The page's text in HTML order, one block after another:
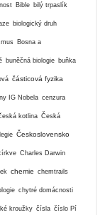
Bible bilý trpaslík
biologický druh
Bosna a
buněčná biologie buňka
částicová fyzika
IG Nobela cenzura
kotlina Česká
Československo
Charles Darwin
chemie chemtrails
chytré domácnosti
kroužky čísla číslo Pí